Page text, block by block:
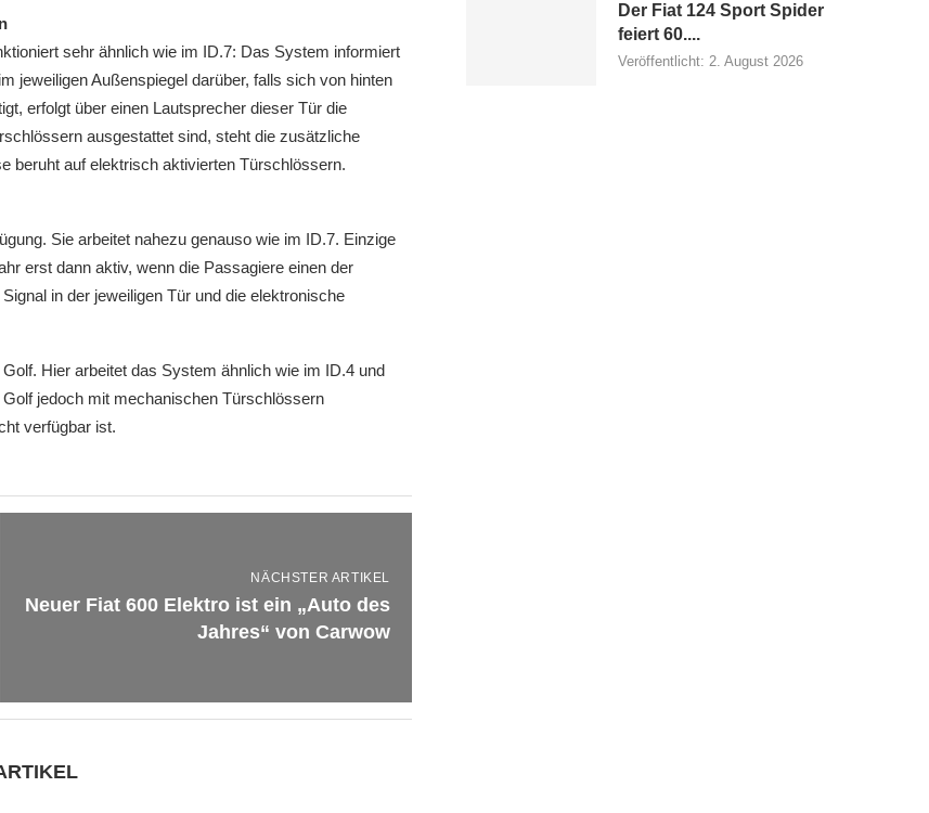
sehr ähnlich wie im ID.7: Das System informiert
jeweiligen Außenspiegel darüber, falls sich von hinten
erfolgt über einen Lautsprecher dieser Tür die
ausgestattet sind, steht die zusätzliche
beruht auf elektrisch aktivierten Türschlössern.
Sie arbeitet nahezu genauso wie im ID.7. Einzige
erst dann aktiv, wenn die Passagiere einen der
in der jeweiligen Tür und die elektronische
Hier arbeitet das System ähnlich wie im ID.4 und
jedoch mit mechanischen Türschlössern
verfügbar ist.
NÄCHSTER ARTIKEL
Neuer Fiat 600 Elektro ist ein „Auto des
Jahres“ von Carwow
Der Fiat 124 Sport Spider
feiert 60....
Veröffentlicht: 2. August 2026